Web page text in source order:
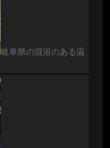
岐阜県の混浴のある温